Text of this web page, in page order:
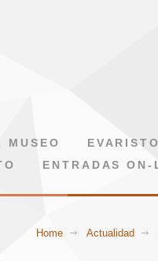
MUSEO
ENTRADAS ON-
Home Actualidad